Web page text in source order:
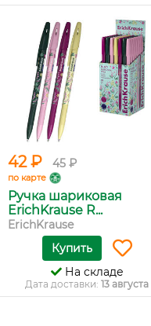
42 ₽ 45 ₽
по карте
Ручка шариковая
ErichKrause R...
ErichKrause
Купить
На складе
Дата доставки: 13 августа